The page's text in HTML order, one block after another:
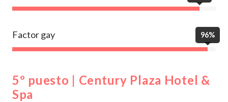
Factor gay 96%
5º puesto | Century Plaza Hotel &
Spa